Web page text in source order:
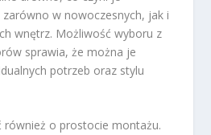
w nowoczesnych, jak i
wnętrz. Możliwość wyboru z
sprawia, że można je
potrzeb oraz stylu
również o prostocie montażu.